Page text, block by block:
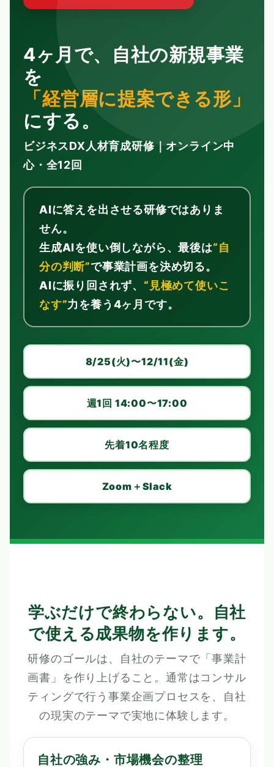
4ヶ月で、自社の新規事業
を
「経営層に提案できる形」
にする。
ビジネスDX人材育成研修｜オンライン中
心・全12回
AIに答えを出させる研修ではありま
せん。
生成AIを使い倒しながら、最後は“自
分の判断”で事業計画を決め切る。
AIに振り回されず、 “見極めて使いこ
なす”力を養う4ヶ月です。
8/25(火)〜12/11(金)
週1回 14:00〜17:00
先着10名程度
Zoom＋Slack
学ぶだけで終わらない。自社
で使える成果物を作ります。
研修のゴールは、自社のテーマで「事業計
画書」を作り上げること。通常はコンサル
ティングで行う事業企画プロセスを、自社
の現実のテーマで実地に体験します。
自社の強み・市場機会の整理